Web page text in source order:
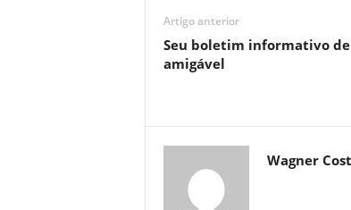
Artigo anterior
Seu boletim informativo
amigável
Wagner